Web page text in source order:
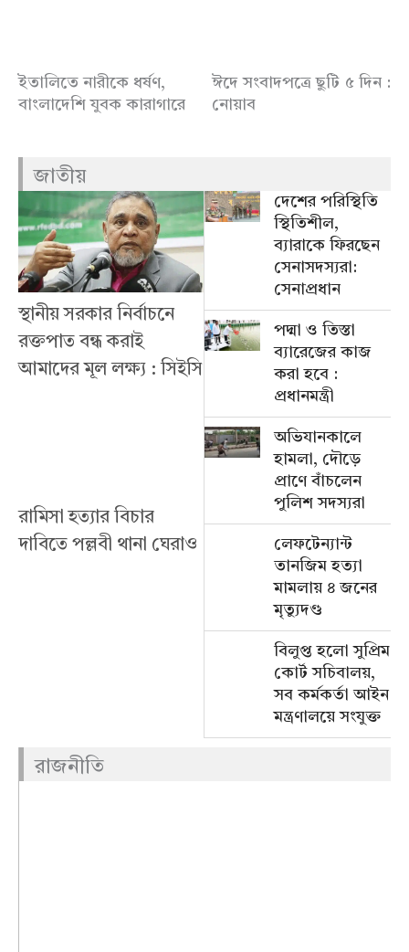
ইতালিতে নারীকে ধর্ষণ,
বাংলাদেশি যুবক কারাগারে
ঈদে সংবাদপত্রে ছুটি ৫ দিন :
নোয়াব
জাতীয়
স্থানীয় সরকার নির্বাচনে
রক্তপাত বন্ধ করাই
আমাদের মূল লক্ষ্য : সিইসি
রামিসা হত্যার বিচার
দাবিতে পল্লবী থানা ঘেরাও
দেশের পরিস্থিতি
স্থিতিশীল,
ব্যারাকে ফিরছেন
সেনাসদস্যরা:
সেনাপ্রধান
পদ্মা ও তিস্তা
ব্যারেজের কাজ
করা হবে :
প্রধানমন্ত্রী
অভিযানকালে
হামলা, দৌড়ে
প্রাণে বাঁচলেন
পুলিশ সদস্যরা
লেফটেন্যান্ট
তানজিম হত্যা
মামলায় ৪ জনের
মৃত্যুদণ্ড
বিলুপ্ত হলো সুপ্রিম
কোর্ট সচিবালয়,
সব কর্মকর্তা আইন
মন্ত্রণালয়ে সংযুক্ত
রাজনীতি